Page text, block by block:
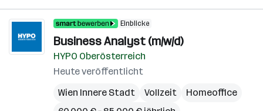
Einblicke
Business Analyst (m/w/d)
HYPO Oberösterreich
Heute veröffentlicht
Wien Innere Stadt
Vollzeit
Homeoffice